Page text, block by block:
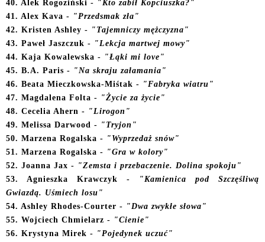
40. Alek Rogoziński - "Kto zabił Kopciuszka?"
41. Alex Kava - "Przedsmak zła"
42. Kristen Ashley - "Tajemniczy mężczyzna"
43. Paweł Jaszczuk - "Lekcja martwej mowy"
44. Kaja Kowalewska - "Łąki mi love"
45. B.A. Paris - "Na skraju załamania"
46. Beata Mieczkowska-Miśtak - "Fabryka wiatru"
47. Magdalena Folta - "Życie za życie"
48. Cecelia Ahern - "Lirogon"
49. Melissa Darwood - "Tryjon"
50. Marzena Rogalska - "Wyprzedaż snów"
51. Marzena Rogalska - "Gra w kolory"
52. Joanna Jax - "Zemsta i przebaczenie. Dolina spokoju"
53. Agnieszka Krawczyk -
"Kamienica pod Szczęśliwą
Gwiazdą. Uśmiech losu"
54. Ashley Rhodes-Courter - "Dwa zwykłe słowa"
55. Wojciech Chmielarz - "Cienie"
56. Krystyna Mirek - "Pojedynek uczuć"